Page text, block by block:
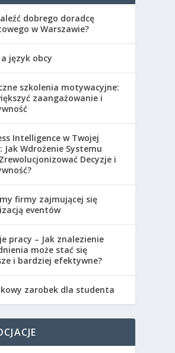
dobrego doradcę
w Warszawie?
język obcy
szkolenia motywacyjne:
zaangażowanie i
Intelligence w Twojej
Jak Wdrożenie Systemu
Decyzje i
firmy zajmującej się
eventów
pracy – Jak znalezienie
może stać się
i bardziej efektywne?
zarobek dla studenta